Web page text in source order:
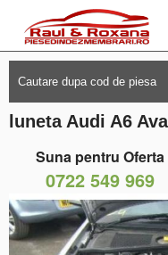
luneta Audi A6
Suna pentru Oferta
0722 549 969